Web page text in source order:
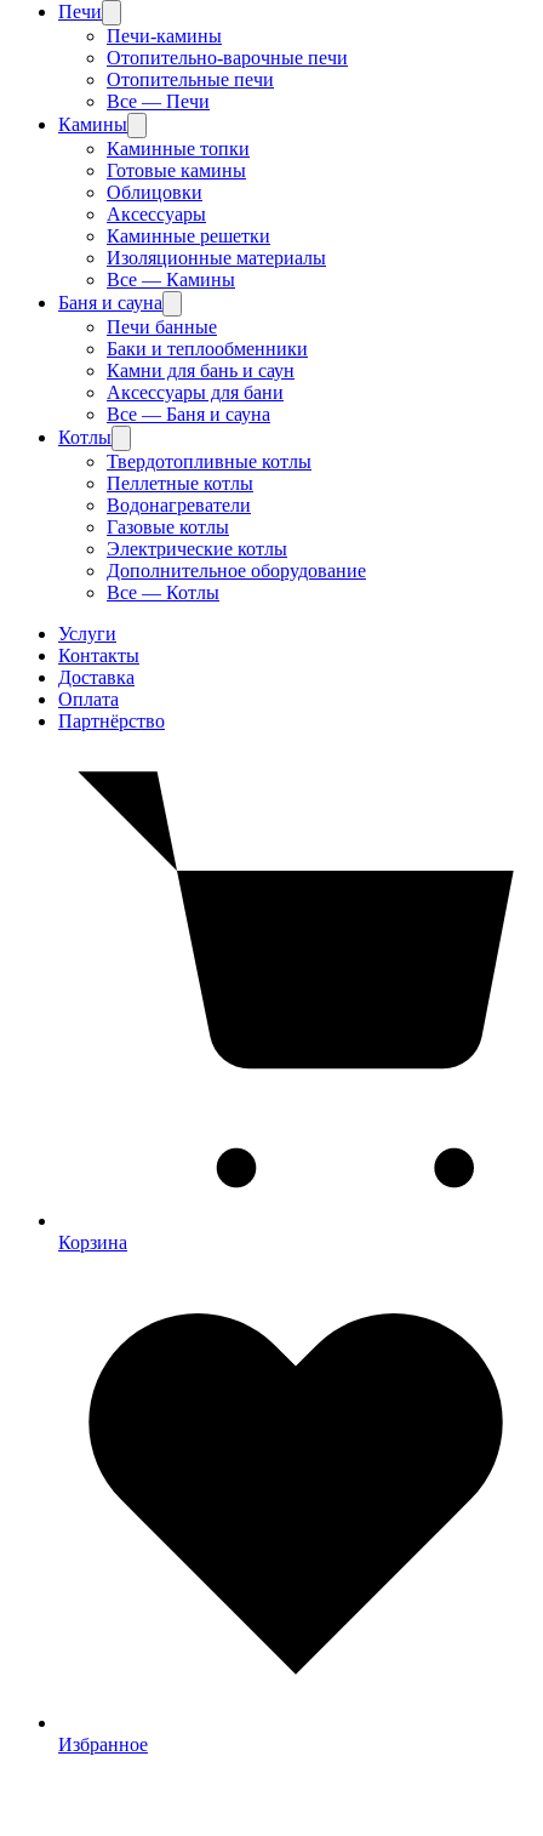
Печи
Печи-камины
Отопительно-варочные печи
Отопительные печи
Все — Печи
Камины
Каминные топки
Готовые камины
Облицовки
Аксессуары
Каминные решетки
Изоляционные материалы
Все — Камины
Баня и сауна
Печи банные
Баки и теплообменники
Камни для бань и саун
Аксессуары для бани
Все — Баня и сауна
Котлы
Твердотопливные котлы
Пеллетные котлы
Водонагреватели
Газовые котлы
Электрические котлы
Дополнительное оборудование
Все — Котлы
Услуги
Контакты
Доставка
Оплата
Партнёрство
Корзина
Избранное